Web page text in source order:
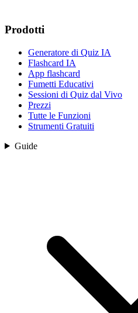
Prodotti
Generatore di Quiz IA
Flashcard IA
App flashcard
Fumetti Educativi
Sessioni di Quiz dal Vivo
Prezzi
Tutte le Funzioni
Strumenti Gratuiti
Guide